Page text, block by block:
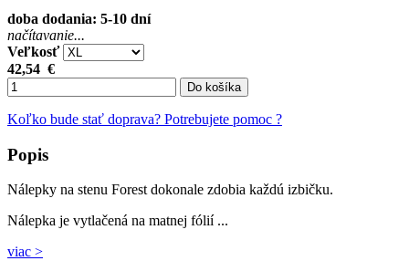
doba dodania: 5-10 dní
načítavanie...
Veľkosť
42,54 €
Do košíka
Koľko bude stať doprava? Potrebujete pomoc ?
Popis
Nálepky na stenu Forest dokonale zdobia každú izbičku.
Nálepka je vytlačená na matnej fólií ...
viac >